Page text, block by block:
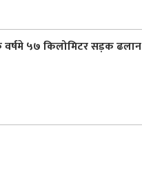
५७ किलोमिटर सड़क ढलान